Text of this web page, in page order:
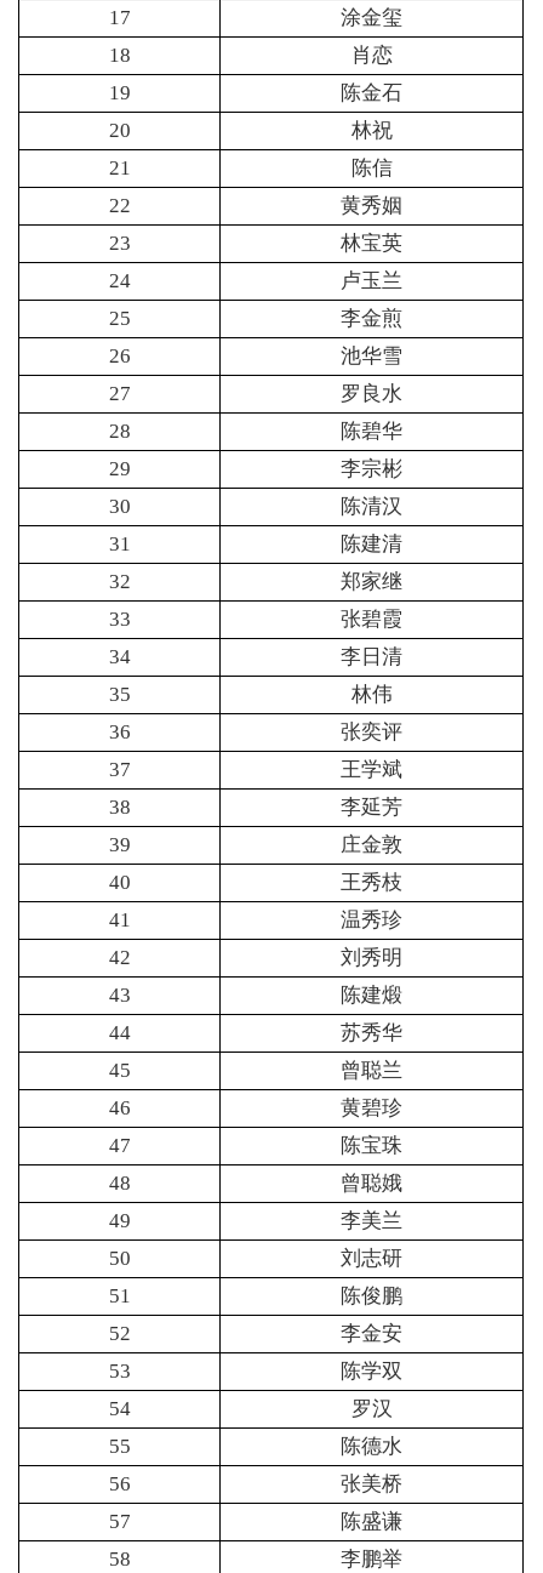
17
涂金玺
18
肖恋
19
陈金石
20
林祝
21
陈信
22
黄秀姻
23
林宝英
24
卢玉兰
25
李金煎
26
池华雪
27
罗良水
28
陈碧华
29
李宗彬
30
陈清汉
31
陈建清
32
郑家继
33
张碧霞
34
李日清
35
林伟
36
张奕评
37
王学斌
38
李延芳
39
庄金敦
40
王秀枝
41
温秀珍
42
刘秀明
43
陈建煅
44
苏秀华
45
曾聪兰
46
黄碧珍
47
陈宝珠
48
曾聪娥
49
李美兰
50
刘志研
51
陈俊鹏
52
李金安
53
陈学双
54
罗汉
55
陈德水
56
张美桥
57
陈盛谦
58
李鹏举